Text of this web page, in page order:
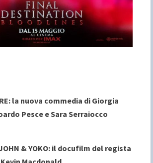
RE: la nuova commedia di Giorgia
Pesce e Sara Serraiocco
JOHN & YOKO: il docufilm del regista